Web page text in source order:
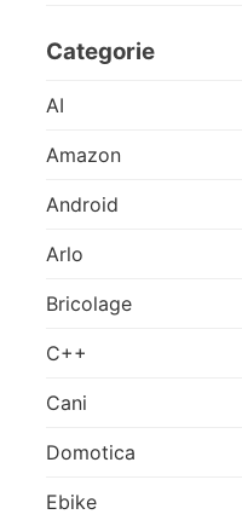
Categorie
AI
Amazon
Android
Arlo
Bricolage
C++
Cani
Domotica
Ebike